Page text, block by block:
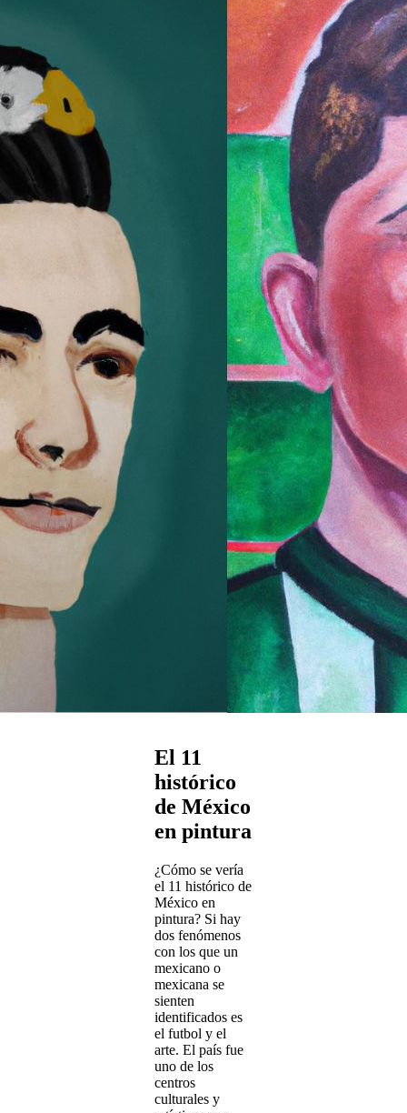
El 11
histórico
de México
en pintura
¿Cómo se vería
el 11 histórico de
México en
pintura? Si hay
dos fenómenos
con los que un
mexicano o
mexicana se
sienten
identificados es
el futbol y el
arte. El país fue
uno de los
centros
culturales y